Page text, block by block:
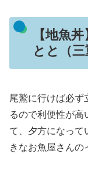
【地魚
とと（三
尾鷲に行けば必ず
るので利便性が高
て、夕方になって
きなお魚屋さんの